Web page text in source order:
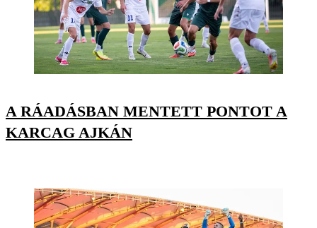
A RÁADÁSBAN MENTETT PONTOT A
KARCAG AJKÁN